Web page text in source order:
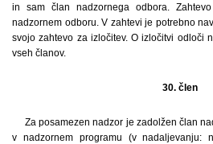
in sam član nadzornega odbora.
nadzornem odboru. V zahtevi je potrebno
svojo zahtevo za izločitev. O izločitvi odloči
vseh članov.
30. člen
Za posamezen nadzor je zadolžen član
v nadzornem programu (v nadaljevanju: